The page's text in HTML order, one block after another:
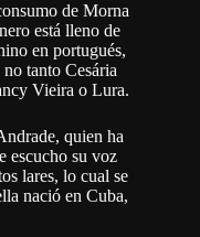
de Morna
está lleno de
en portugués,
tanto Cesária
Vieira o Lura.
quien ha
escucho su voz
lares, lo cual se
nació en Cuba,